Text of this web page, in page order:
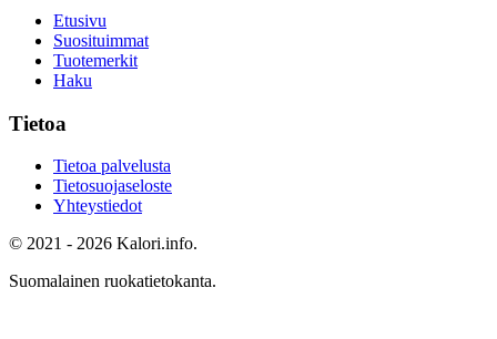
Etusivu
Suosituimmat
Tuotemerkit
Haku
Tietoa
Tietoa palvelusta
Tietosuojaseloste
Yhteystiedot
© 2021 - 2026 Kalori.info.
Suomalainen ruokatietokanta.